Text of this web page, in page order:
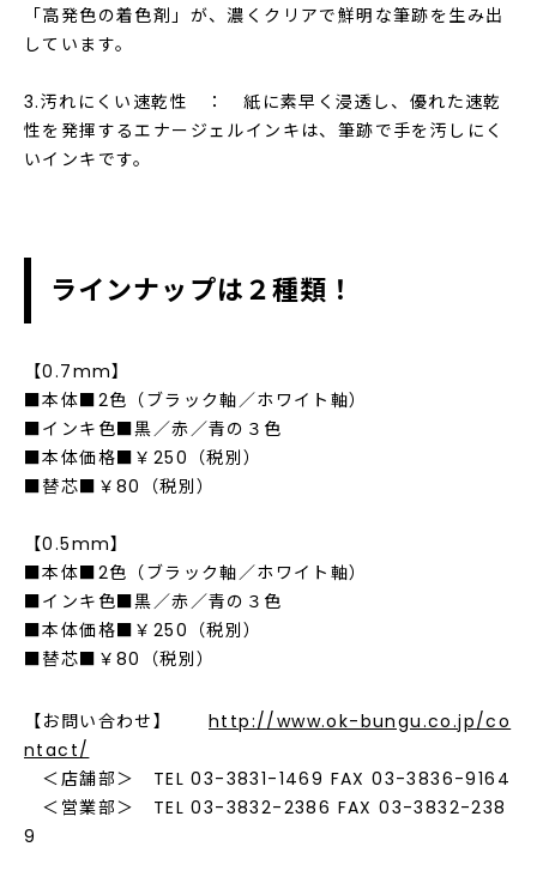
「高発色の着色剤」が、濃くクリアで鮮明な筆跡を生み出
しています。
3.汚れにくい速乾性 ： 紙に素早く浸透し、優れた速乾
性を発揮するエナージェルインキは、筆跡で手を汚しにく
いインキです。
ラインナップは２種類！
【0.7mm】
■本体■2色（ブラック軸／ホワイト軸）
■インキ色■黒／赤／青の３色
■本体価格■￥250（税別）
■替芯■￥80（税別）
【0.5mm】
■本体■2色（ブラック軸／ホワイト軸）
■インキ色■黒／赤／青の３色
■本体価格■￥250（税別）
■替芯■￥80（税別）
【お問い合わせ】 http://www.ok-bungu.co.jp/co
ntact/
＜店舗部＞ TEL 03-3831-1469 FAX 03-3836-9164
＜営業部＞ TEL 03-3832-2386 FAX 03-3832-238
9